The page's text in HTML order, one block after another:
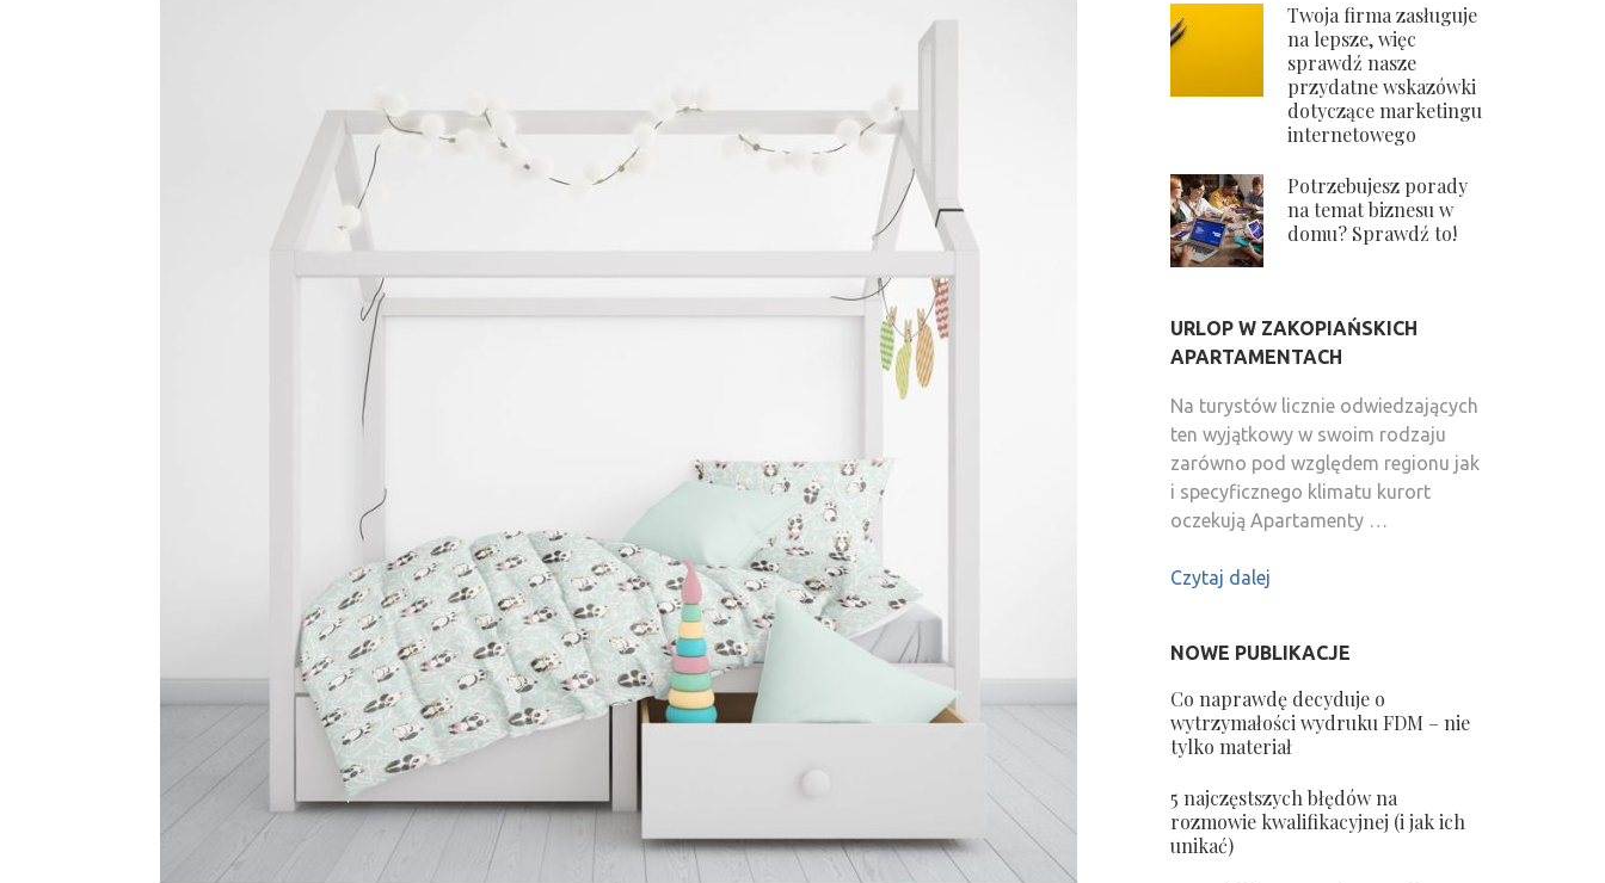
Twoja firma zasługuje
na lepsze, więc
sprawdź nasze
przydatne wskazówki
dotyczące marketingu
internetowego
Potrzebujesz porady
na temat biznesu w
domu? Sprawdź to!
URLOP W ZAKOPIAŃSKICH
APARTAMENTACH
Na turystów licznie odwiedzających
ten wyjątkowy w swoim rodzaju
zarówno pod względem regionu jak
i specyficznego klimatu kurort
oczekują Apartamenty …
Czytaj dalej
NOWE PUBLIKACJE
Co naprawdę decyduje o
wytrzymałości wydruku FDM – nie
tylko materiał
5 najczęstszych błędów na
rozmowie kwalifikacyjnej (i jak ich
unikać)